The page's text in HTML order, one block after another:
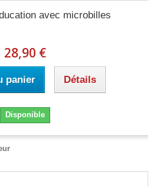
avec microbilles
28,90 €
panier Détails
Disponible